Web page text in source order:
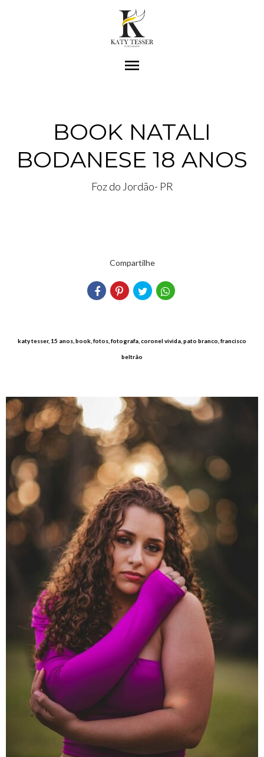
menu
BOOK NATALI
BODANESE 18 ANOS
Foz do Jordão- PR
Compartilhe
katy tesser, 15 anos, book, fotos, fotografa, coronel vivida, pato branco, francisco
beltrão